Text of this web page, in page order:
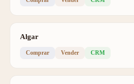
Algar
Comprar Vender CRM